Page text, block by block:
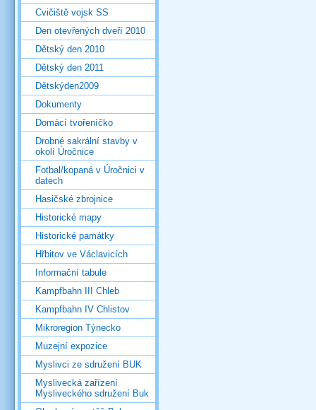
Cvičiště vojsk SS
Den otevřených dveří 2010
Dětský den 2010
Dětský den 2011
Dětskýden2009
Dokumenty
Domácí tvořeníčko
Drobné sakrální stavby v
okolí Úročnice
Fotbal/kopaná v Úročnici v
datech
Hasičské zbrojnice
Historické mapy
Historické památky
Hřbitov ve Václavicích
Informační tabule
Kampfbahn III Chleb
Kampfbahn IV Chlistov
Mikroregion Týnecko
Muzejní expozice
Myslivci ze sdružení BUK
Myslivecká zařízení
Mysliveckého sdružení Buk